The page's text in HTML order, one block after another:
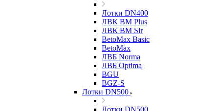
Лотки DN400
ЛВК ВМ Plus
ЛВК ВМ Sir
BetoMax Basic
BetoMax
ЛВБ Norma
ЛВБ Optima
BGU
BGZ-S
Лотки DN500
Лотки DN500